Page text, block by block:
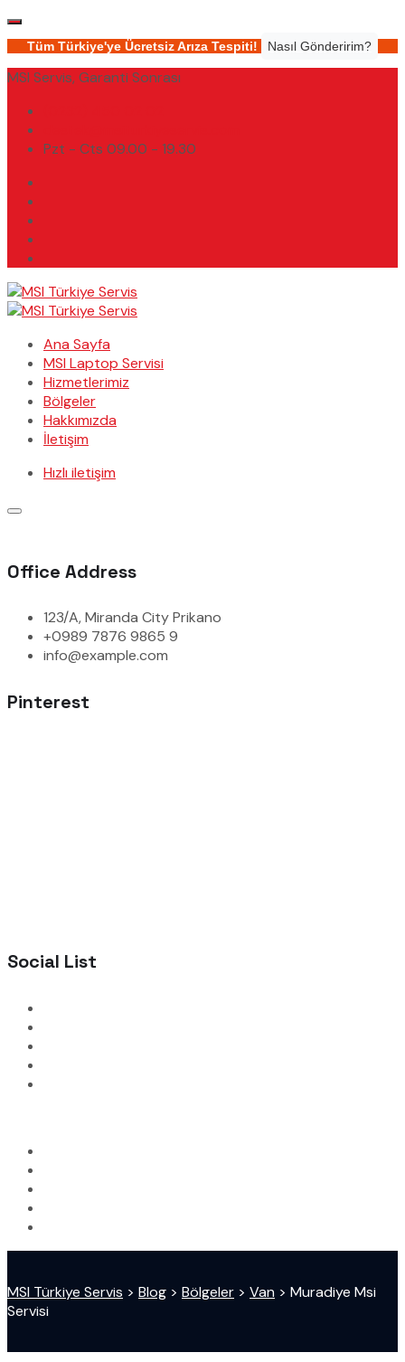
Tüm Türkiye'ye Ücretsiz Arıza Tespiti! Nasıl Gönderirim?
MSI Servis, Garanti Sonrası
Pzt - Cts 09.00 - 19.30
Ana Sayfa
MSI Laptop Servisi
Hizmetlerimiz
Bölgeler
Hakkımızda
İletişim
Hızlı iletişim
Office Address
123/A, Miranda City Prikano
+0989 7876 9865 9
info@example.com
Pinterest
Social List
MSI Türkiye Servis > Blog > Bölgeler > Van > Muradiye Msi
Servisi